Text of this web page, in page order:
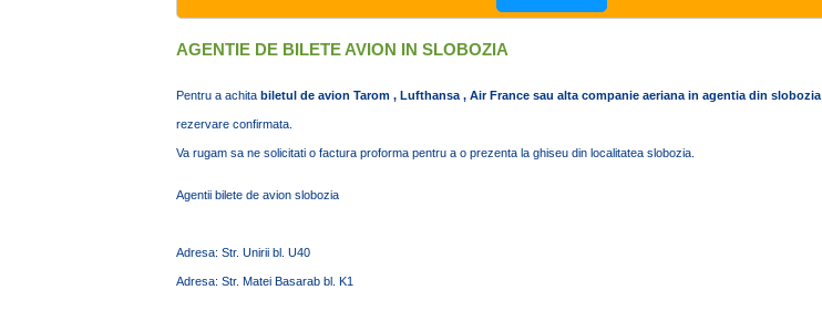
AGENTIE DE BILETE AVION IN SLOBOZIA
Pentru a achita biletul de avion Tarom , Lufthansa , Air France sau alta companie aeriana in agentia din slobozia
rezervare confirmata.
Va rugam sa ne solicitati o factura proforma pentru a o prezenta la ghiseu din localitatea slobozia.
Agentii bilete de avion slobozia
Adresa: Str. Unirii bl. U40
Adresa: Str. Matei Basarab bl. K1